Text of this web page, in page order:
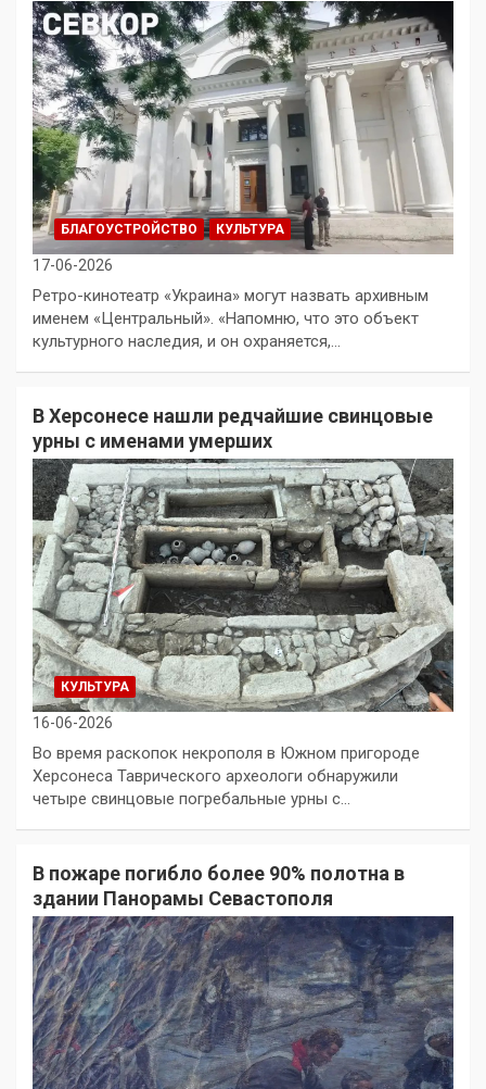
БЛАГОУСТРОЙСТВО КУЛЬТУРА
17-06-2026
Ретро-кинотеатр «Украина» могут назвать архивным
именем «Центральный». «Напомню, что это объект
культурного наследия, и он охраняется,…
В Херсонесе нашли редчайшие свинцовые
урны с именами умерших
КУЛЬТУРА
16-06-2026
Во время раскопок некрополя в Южном пригороде
Херсонеса Таврического археологи обнаружили
четыре свинцовые погребальные урны с…
В пожаре погибло более 90% полотна в
здании Панорамы Севастополя